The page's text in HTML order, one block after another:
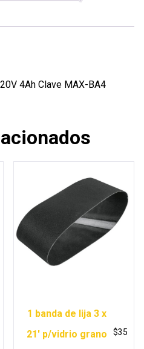
4Ah Clave MAX-BA4
1 banda de lija 3 x
21′ p/vidrio grano
$35